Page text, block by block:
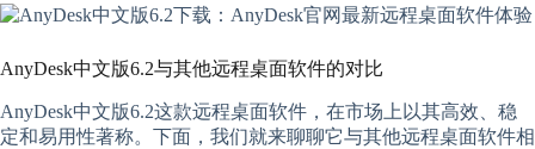
AnyDesk中文版6.2与其他远程桌面软件的对比
AnyDesk中文版6.2这款远程桌面软件，在市场上以其高效、稳
定和易用性著称。下面，我们就来聊聊它与其他远程桌面软件相